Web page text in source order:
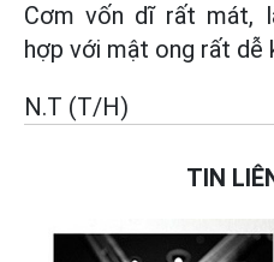
Cơm vốn dĩ rất mát,
hợp với mật ong rất dễ
N.T (T/H)
TIN